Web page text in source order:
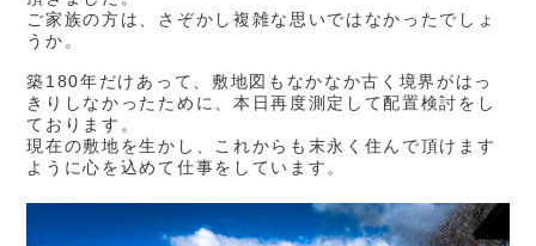
ご家族の方は、さぞかし複雑な思いではなかったでしょ
うか。
築180年だけあって、敷地図もなかなか古く境界がはっ
きりしなかったために、本日再度測定して配置検討をし
ております。
現在の敷地を生かし、これからも末永く住んで頂けます
ように心を込めて仕事をしています。